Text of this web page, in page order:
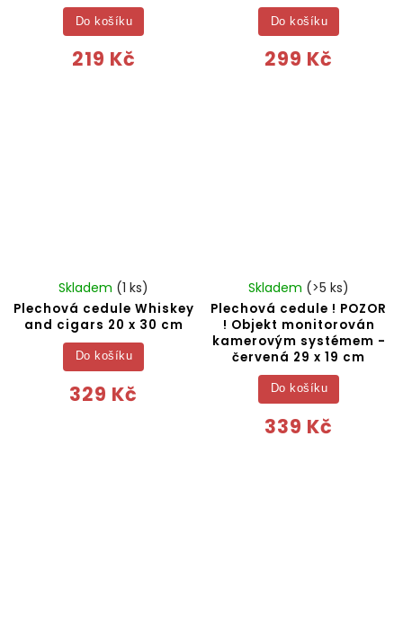
219 Kč
Do košíku
299 Kč
Do košíku
Plechová cedule Whiskey
and cigars 20 x 30 cm
Skladem (1 ks)
329 Kč
Do košíku
Plechová cedule ! POZOR
! Objekt monitorován
kamerovým systémem -
červená 29 x 19 cm
Skladem (>5 ks)
339 Kč
Do košíku